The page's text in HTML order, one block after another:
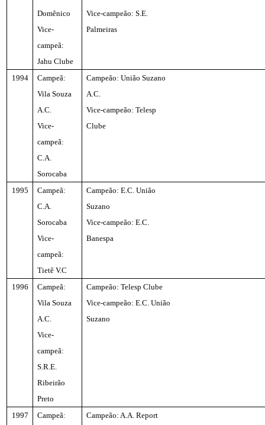
Domênico
Vice-
campeã:
Jahu Clube
Vice-campeão: S.E.
Palmeiras
1994
Campeã:
Vila Souza
A.C.
Vice-
campeã:
C.A.
Sorocaba
Campeão: União Suzano
A.C.
Vice-campeão: Telesp
Clube
1995
Campeã:
C.A.
Sorocaba
Vice-
campeã:
Tietê V.C
Campeão: E.C. União
Suzano
Vice-campeão: E.C.
Banespa
1996
Campeã:
Vila Souza
A.C.
Vice-
campeã:
S.R.E.
Ribeirão
Preto
Campeão: Telesp Clube
Vice-campeão: E.C. União
Suzano
1997
Campeã:
Campeão: A.A. Report